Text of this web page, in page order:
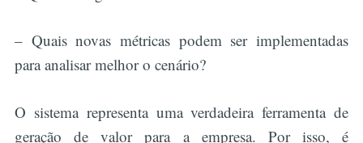
– Quais novas métricas podem ser implementadas
para analisar melhor o cenário?
O sistema representa uma verdadeira ferramenta de
geração de valor para a empresa. Por isso, é